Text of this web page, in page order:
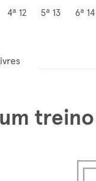
4ª 12 5ª 13 6ª 14